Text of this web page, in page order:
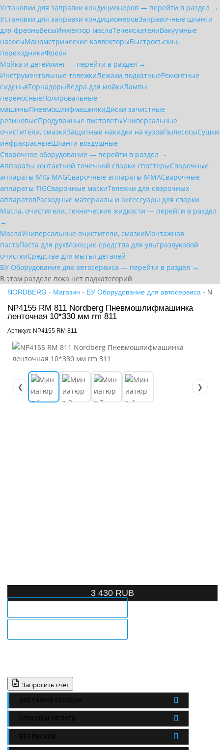
Установки для заправки кондиционеров — перейти в раздел →
Установки для заправки кондиционеровЗаправочные шланги
для фреонаВесыИнжектор маслаТечеискателиВакуумные
насосыМанометрические коллекторыБыстросъемы,
переходникиФреон
Мойка и детейлинг — перейти в раздел →
Инструментальные тележкиЛежаки подкатныеРемонтные
сиденьяТорнадорыВедра для мойкиЛампы
переносныеПолировальные
машиныПневмошлифмашинкиДиски зачистные
резиновыеПродувочные пистолетыУниверсальные
очистители, смазкиЗащитные накидки на кузовПылесосыСушки
инфракрасныеШланги воздушные
Сварочное оборудование — перейти в раздел →
Аппараты контактной точечной сварки cпоттерыСварочные
аппараты MIG-MAGСварочные аппараты MMAСварочные
аппараты TIGСварочные маскиТележки для сварочных
аппаратовРасходные материалы и аксессуары для сварки
Масла, очистители, технические жидкости — перейти в раздел
→
МаслаУниверсальные очистители, смазкиМонтажная
пастаПаста для рукМоющие средства для ультразвуковой
очисткиСредства для мытья деталей
БУ Оборудование для автосервиса — перейти в раздел →
В этом разделе пока нет подкатегорий
NORDBERG - Магазин - БУ Оборудование для автосервиса -
NP4155 RM 811 Nordberg Пневмошлифмашинка
ленточная 10*330 мм rm 811
Артикул: NP4155 RM 811
❮ ❯
3 430 RUB
Запросить счёт
ДОСТАВИМ СЕГОДНЯ
СПОСОБЫ ОПЛАТЫ
БЕЗ РИСКОВ